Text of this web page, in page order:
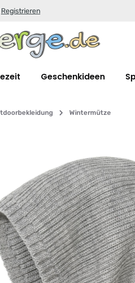
springen
Registrieren
Geschenkideen
Wintermütze